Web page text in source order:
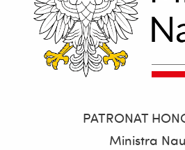
PATRONAT
Ministra